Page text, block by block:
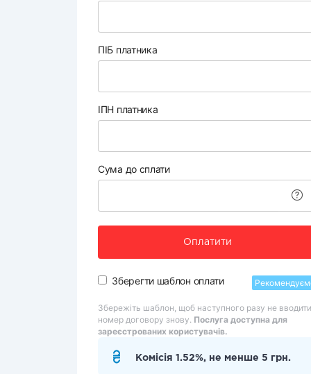
ПІБ платника
ІПН платника
Сума до сплати
Оплатити
Зберегти шаблон оплати
Збережіть шаблон, щоб наступного разу не вводити
номер договору знову. Послуга доступна для
зареєстрованих користувачів.
Комісія 1.52%, не менше 5 грн.